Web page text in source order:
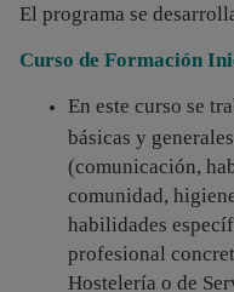
El programa se
Curso de Formación
En este curso se
básicas y
(comunicación,
comunidad,
habilidades
profesional
Hostelería o de